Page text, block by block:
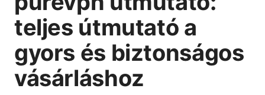
teljes útmutató a
gyors és biztonságos
vásárláshoz